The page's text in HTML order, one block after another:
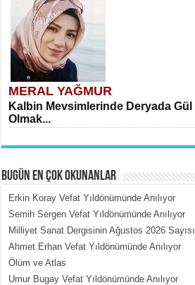
MERAL YAĞMUR
Kalbin Mevsimlerinde Deryada Gül
Olmak...
MEHMET ÇOBAN
İçerdeki Put Dışardaki Maskeler...
BUGÜN EN ÇOK OKUNANLAR
Erkin Koray Vefat Yıldönümünde Anılıyor
Semih Sergen Vefat Yıldönümünde Anılıyor
Milliyet Sanat Dergisinin Ağustos 2026 Sayısı
Ahmet Erhan Vefat Yıldönümünde Anılıyor
Ölüm ve Atlas
Umur Bugay Vefat Yıldönümünde Anılıyor